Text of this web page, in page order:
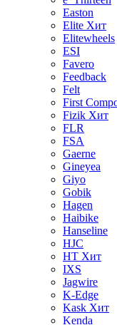
Easton
Elite Хит
Elitewheels
ESI
Favero
Feedback
Felt
First
Fizik Хит
FLR
FSA
Gaerne
Gineyea
Giyo
Gobik
Hagen
Haibike
Hanseline
HJC
HT Хит
IXS
Jagwire
K-Edge
Kask Хит
Kenda